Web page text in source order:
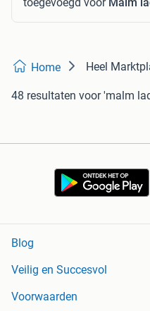
toegevoegd voor Malm
Home Heel
48 resultaten voor 'malm
Blog
Veilig en Succesvol
Voorwaarden